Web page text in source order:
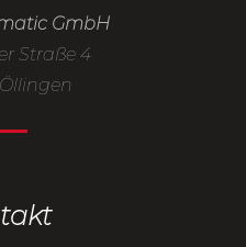
GmbH
Straße 4